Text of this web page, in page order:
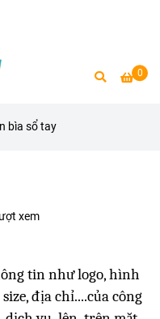
0
bìa sổ tay
xem
tin như logo, hình
địa chỉ....của công